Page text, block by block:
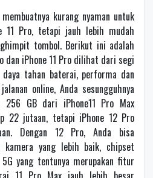
kurang nyaman untuk
11 Pro, tetapi jauh lebih mudah
tombol. Berikut ini adalah
dan iPhone 11 Pro dilihat dari segi
tahan baterai, performa dan
online, Anda sesungguhnya
256 GB dari iPhone11 Pro Max
22 jutaan, tetapi iPhone 12 Pro
Dengan 12 Pro, Anda bisa
kamera yang lebih baik, chipset
yang tentunya merupakan fitur